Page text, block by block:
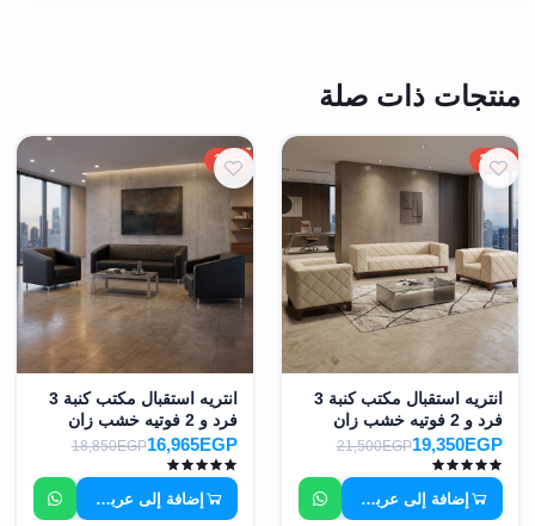
منتجات ذات صلة
10%
انتريه استقبال مكتب كنبة 3
فرد و 2 فوتيه خشب زان
احمر MS-7816
19,350EGP
21,500EGP
إضافة إلى عربة التسوق
10%
انتريه استقبال مكتب كنبة 3
فرد و 2 فوتيه خشب زان
احمر MS-7817
16,965EGP
18,850EGP
إضافة إلى عربة التسوق